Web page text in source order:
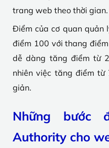
trang web theo thời gian.
Điểm của cơ quan quản
điểm 100 với thang
dễ dàng tăng điểm từ
nhiên việc tăng điểm
giản.
Những bước
Authority cho